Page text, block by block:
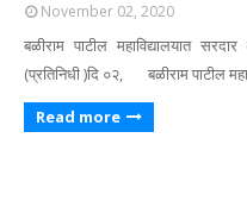
November 02, 2020
बळीराम पाटील महाविद्यालयात
(प्रतिनिधी )दि ०२, बळीराम पाटील
Read more